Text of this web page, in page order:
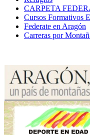
CARPETA
Cursos Formativos
Federate en Aragón
Carreras por